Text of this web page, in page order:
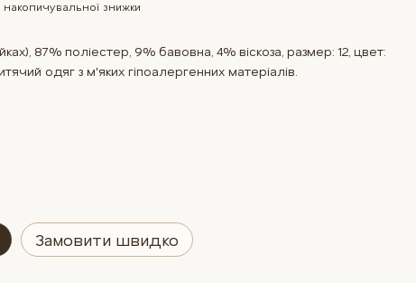
знижки
87% поліестер, 9% бавовна, 4% віскоза, размер: 12, цвет:
одяг з м'яких гіпоалергенних матеріалів.
Замовити швидко